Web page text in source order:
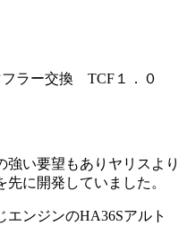
フラー交換 TCF１．０
い要望もありヤリスより
先に開発していました。
ンジンのHA36Sアルト